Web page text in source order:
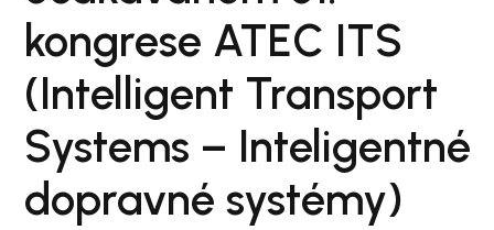
kongrese ATEC ITS
(Intelligent Transport
Systems – Inteligentné
dopravné systémy)